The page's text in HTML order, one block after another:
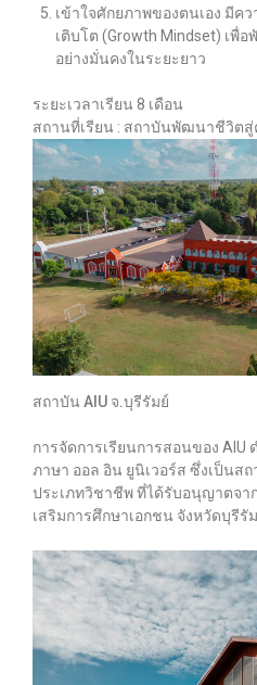
เข้าใจศักยภาพของตนเอง มีคว
เติบโต (Growth Mindset) เพื่อ
อย่างมั่นคงในระยะยาว
ระยะเวลาเรียน 8 เดือน
สถานที่เรียน : สถาบันพัฒนาชีวิตสู่
สถาบัน AIU จ.บุรีรัมย์
การจัดการเรียนการสอนของ AIU
ภาษา ออล อิน ยูนิเวอร์ส ซึ่งเป็นส
ประเภทวิชาชีพ ที่ได้รับอนุญาตจา
เสริมการศึกษาเอกชน จังหวัดบุรีรั